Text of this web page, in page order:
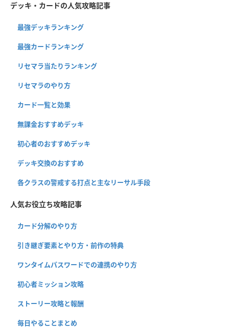
デッキ・カードの人気攻略記事
最強デッキランキング
最強カードランキング
リセマラ当たりランキング
リセマラのやり方
カード一覧と効果
無課金おすすめデッキ
初心者のおすすめデッキ
デッキ交換のおすすめ
各クラスの警戒する打点と主なリーサル手段
人気お役立ち攻略記事
カード分解のやり方
引き継ぎ要素とやり方・前作の特典
ワンタイムパスワードでの連携のやり方
初心者ミッション攻略
ストーリー攻略と報酬
毎日やることまとめ